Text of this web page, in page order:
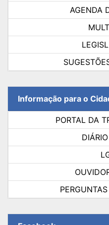
AGENDA
Informação para o
PORTAL DA